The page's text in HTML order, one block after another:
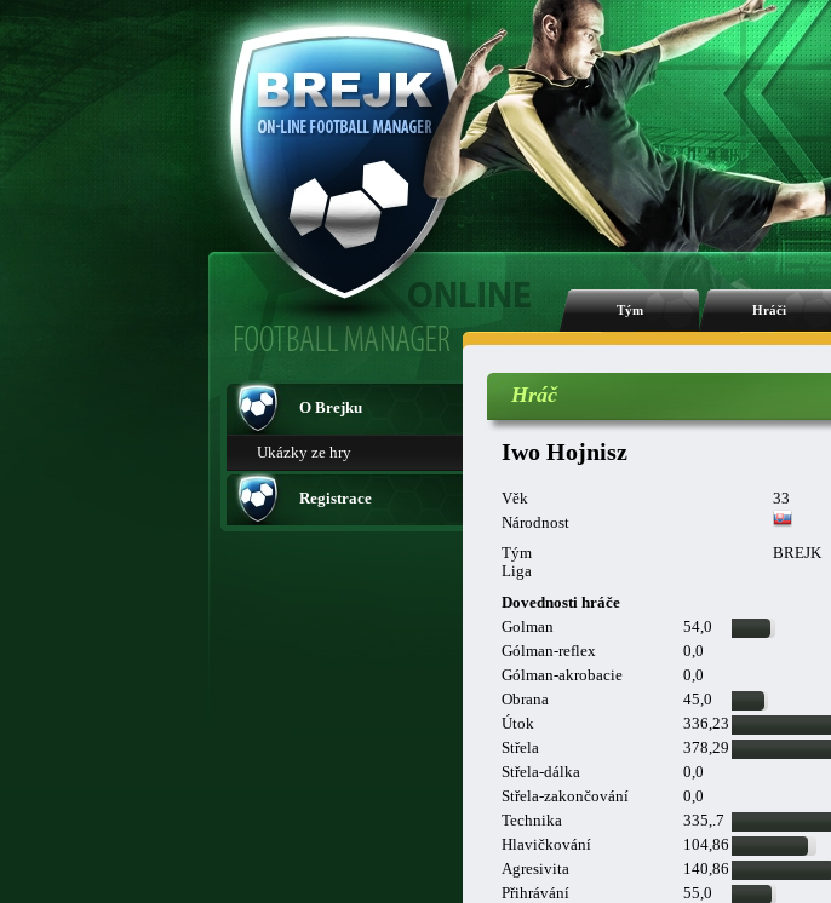
Tým Hráči
O Brejku
Ukázky ze hry
Registrace
Hráč
Iwo Hojnisz
Věk 33
Národnost
Tým
BREJK
Liga
Dovednosti hráče
Golman
54,0
Gólman-reflex
0,0
Gólman-akrobacie
0,0
Obrana
45,0
Útok
336,23
Střela
378,29
Střela-dálka
0,0
Střela-zakončování
0,0
Technika
335,.7
Hlavičkování
104,86
Agresivita
140,86
Přihrávání
55,0